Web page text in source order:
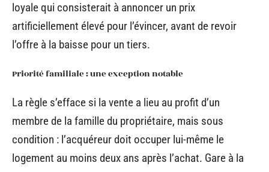
loyale qui consisterait à annoncer un prix
artificiellement élevé pour l’évincer, avant de revoir
l’offre à la baisse pour un tiers.
Priorité familiale : une exception notable
La règle s’efface si la vente a lieu au profit d’un
membre de la famille du propriétaire, mais sous
condition : l’acquéreur doit occuper lui-même le
logement au moins deux ans après l’achat. Gare à la